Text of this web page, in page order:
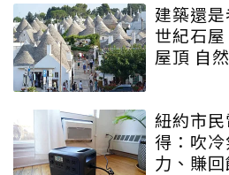
建築還
世紀石
屋頂 自
紐約市
得：吹
力、賺回